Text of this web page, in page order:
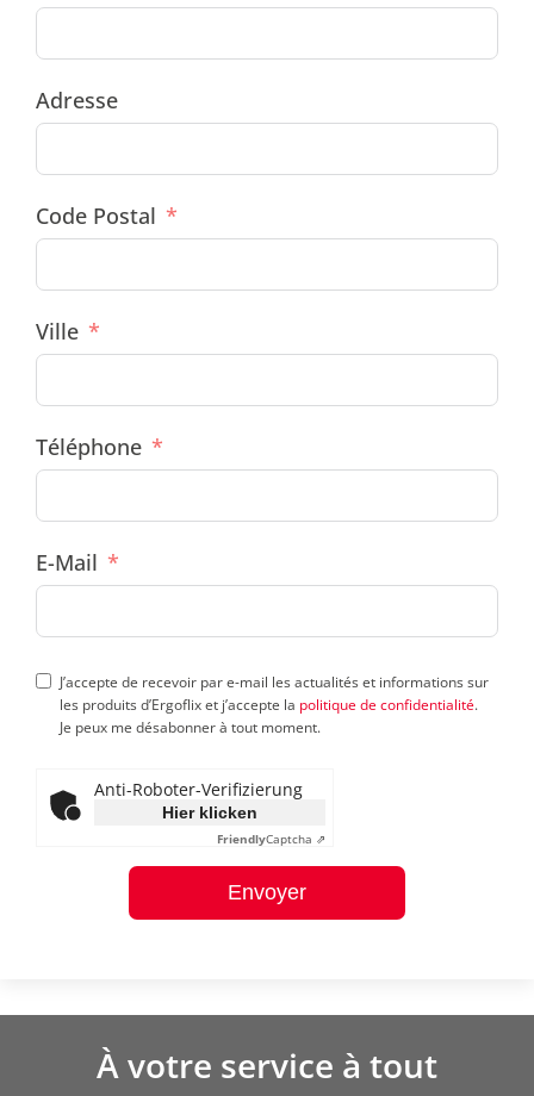
Adresse
Code Postal
Ville
Téléphone
E-Mail
J’accepte de recevoir par e-mail les actualités et informations sur
les produits d’Ergoflix et j’accepte la politique de confidentialité.
Je peux me désabonner à tout moment.
Anti-Roboter-Verifizierung
Hier klicken
FriendlyCaptcha ⇗
Envoyer
À votre service à tout